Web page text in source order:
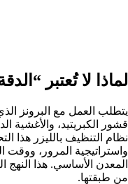
لماذا لا تُعتبر
يتطلب العمل مع البرونز
قشور الكبريتيد، والأغشية
نظام التنظيف بالليزر هذا
واستراتيجية المرور، ووقت
المعدن الأساسي. هذا النهج
من طبقتها.